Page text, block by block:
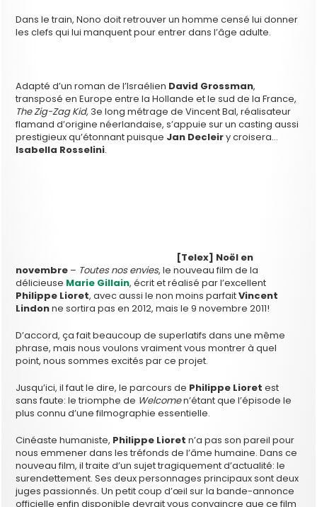
Dans le train, Nono doit retrouver un homme censé lui donner
les clefs qui lui manquent pour entrer dans l’âge adulte.
Adapté d’un roman de l’Israélien David Grossman,
transposé en Europe entre la Hollande et le sud de la France,
The Zig-Zag Kid, 3e long métrage de Vincent Bal, réalisateur
flamand d’origine néerlandaise, s’appuie sur un casting aussi
prestigieux qu’étonnant puisque Jan Decleiry croisera…
Isabella Rosselini.
‎[Telex] Noël en
novembre – Toutes nos envies, le nouveau film de la
délicieuse Marie Gillain, écrit et réalisé par l’excellent
Philippe Lioret, avec aussi le non moins parfaitVincent
Lindonne sortira pas en 2012, mais le 9 novembre 2011!
D’accord, ça fait beaucoup de superlatifs dans une même
phrase, mais nous voulons vraiment vous montrer à quel
point, nous sommes excités par ce projet.
Jusqu’ici, il faut le dire, le parcours de Philippe Lioret est
sans faute: le triomphe de Welcomen’étant que l’épisode le
plus connu d’une filmographie essentielle.
Cinéaste humaniste, Philippe Lioret n’a pas son pareil pour
nous emmener dans les tréfonds de l’âme humaine. Dans ce
nouveau film, il traite d’un sujet tragiquement d’actualité: le
surendettement. Ses deux personnages principaux sont deux
juges passionnés. Un petit coup d’œil sur la bande-annonce
officielle enfin disponible devrait vous convaincre que ce film